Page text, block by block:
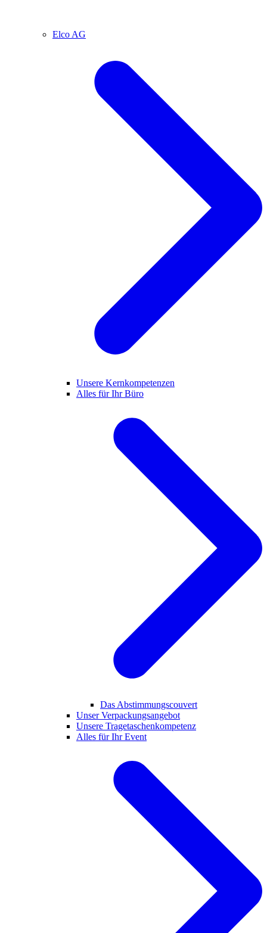
Elco AG
Unsere Kernkompetenzen
Alles für Ihr Büro
Das Abstimmungscouvert
Unser Verpackungsangebot
Unsere Tragetaschenkompetenz
Alles für Ihr Event